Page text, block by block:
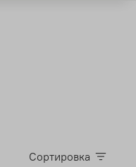
Сортировка